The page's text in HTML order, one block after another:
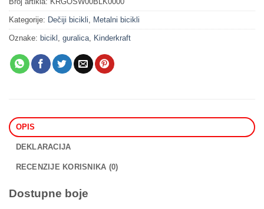
Kategorije: Dečiji bicikli Metalni bicikli
Oznake: bicikl guralica Kinderkraft
OPIS
DEKLARACIJA
RECENZIJE KORISNIKA (0)
Dostupne boje